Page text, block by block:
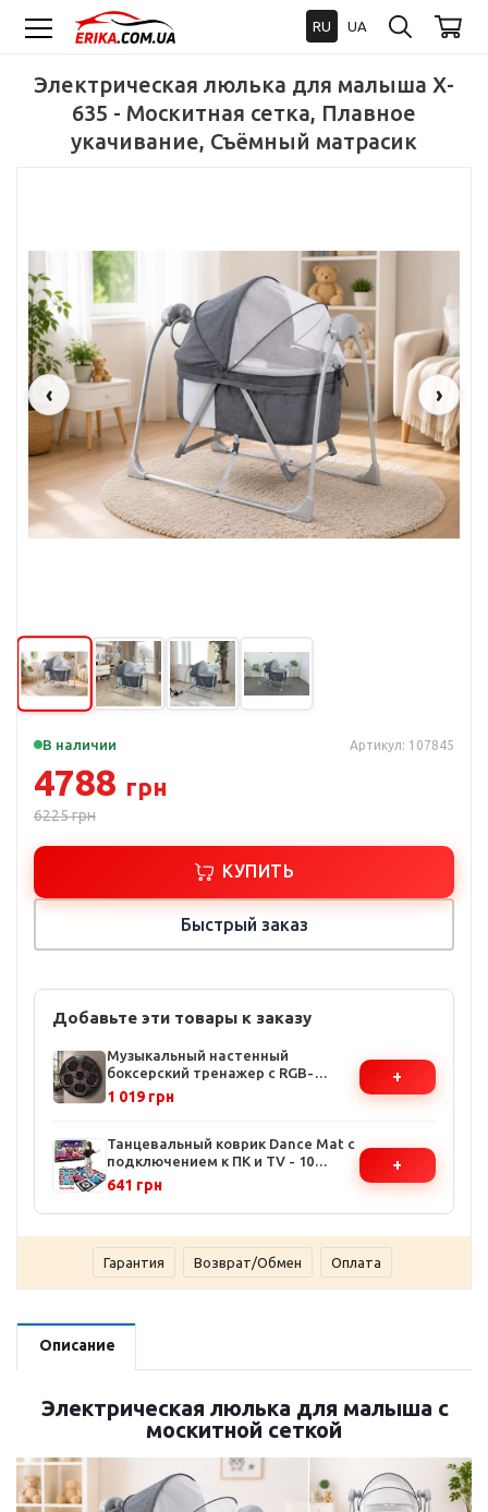
RU UA
Электрическая люлька для малыша X-
635 - Москитная сетка, Плавное
укачивание, Съёмный матрасик
‹ ›
В наличии Артикул: 107845
4788 грн
6225грн
КУПИТЬ
Быстрый заказ
Добавьте эти товары к заказу
Музыкальный настенный
боксерский тренажер с RGB-
подсветкой - 9 режимов, зарядка
от USB, крепление на
1 019 грн
+
Танцевальный коврик Dance Mat с
подключением к ПК и TV - 10
кнопок, размеры 92х80 см, USB-
питание
641 грн
+
Гарантия Возврат/Обмен Оплата
Описание
Электрическая люлька для малыша с
москитной сеткой